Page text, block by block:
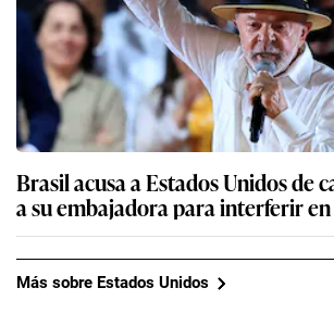
Brasil acusa a Estados Unidos de
a su embajadora para interferir
Más sobre Estados Unidos